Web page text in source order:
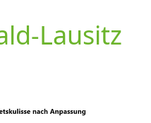
Lausitz